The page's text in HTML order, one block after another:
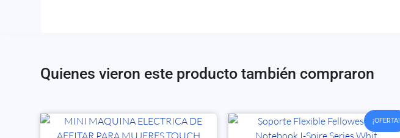
Quienes vieron este producto también compraron
¡OFERTA!